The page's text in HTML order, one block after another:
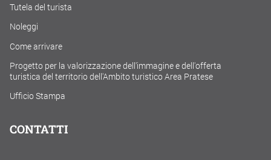
Tutela del turista
Noleggi
Come arrivare
Progetto per la valorizzazione dell'immagine e dell'offerta
turistica del territorio dell'Ambito turistico Area Pratese
Ufficio Stampa
CONTATTI